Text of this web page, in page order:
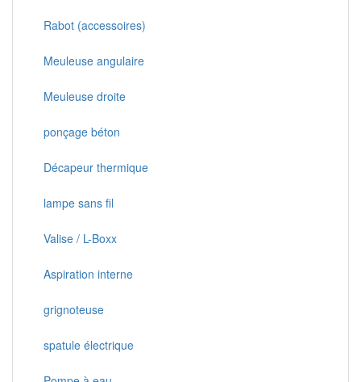
Rabot (accessoires)
Meuleuse angulaire
Meuleuse droite
ponçage béton
Décapeur thermique
lampe sans fil
Valise / L-Boxx
Aspiration interne
grignoteuse
spatule électrique